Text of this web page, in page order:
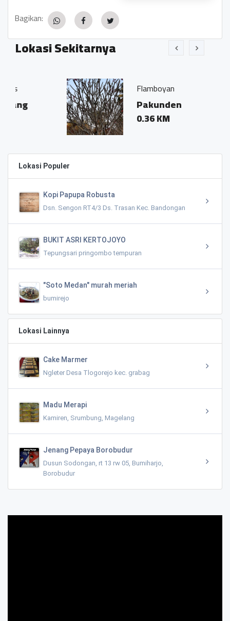
Bagikan:
Lokasi Sekitarnya
Flamboyan
Pakunden
0.36 KM
Lokasi Populer
Kopi Papupa Robusta
Dsn. Sengon RT4/3 Ds. Trasan Kec. Bandongan
BUKIT ASRI KERTOJOYO
Tepungsari pringombo tempuran
"Soto Medan" murah meriah
bumirejo
Lokasi Lainnya
Cake Marmer
Ngleter Desa Tlogorejo kec. grabag
Madu Merapi
Kamiren, Srumbung, Magelang
Jenang Pepaya Borobudur
Dusun Sodongan, rt 13 rw 05, Bumiharjo,
Borobudur